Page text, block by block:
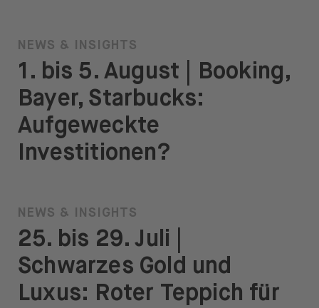
NEWS & INSIGHTS
1. bis 5. August | Booking,
Bayer, Starbucks:
Aufgeweckte
Investitionen?
NEWS & INSIGHTS
25. bis 29. Juli |
Schwarzes Gold und
Luxus: Roter Teppich für